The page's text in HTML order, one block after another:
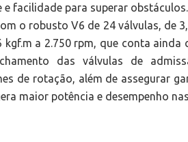
facilidade para superar obstáculos.
o robusto V6 de 24 válvulas, de
a 2.750 rpm, que conta ainda
das válvulas de
de rotação, além de assegurar
maior potência e desempenho